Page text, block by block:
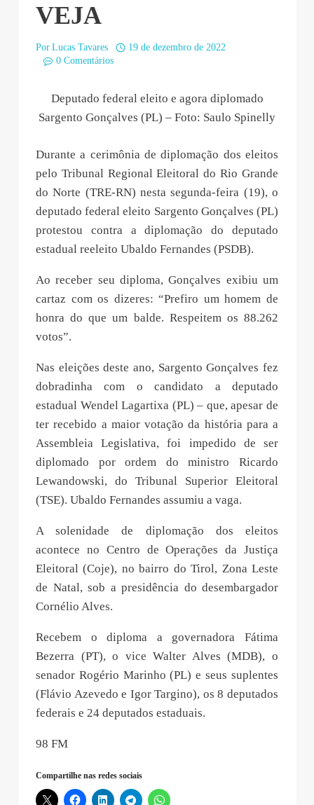
VEJA
Por Lucas Tavares
19 de dezembro de 2022
0 Comentários
Deputado federal eleito e agora diplomado
Sargento Gonçalves (PL) – Foto: Saulo Spinelly
Durante a cerimônia de diplomação dos eleitos
pelo Tribunal Regional Eleitoral do Rio Grande
do Norte (TRE-RN) nesta segunda-feira (19), o
deputado federal eleito Sargento Gonçalves (PL)
protestou contra a diplomação do deputado
estadual reeleito Ubaldo Fernandes (PSDB).
Ao receber seu diploma, Gonçalves exibiu um
cartaz com os dizeres: “Prefiro um homem de
honra do que um balde. Respeitem os 88.262
votos”.
Nas eleições deste ano, Sargento Gonçalves fez
dobradinha com o candidato a deputado
estadual Wendel Lagartixa (PL) – que, apesar de
ter recebido a maior votação da história para a
Assembleia Legislativa, foi impedido de ser
diplomado por ordem do ministro Ricardo
Lewandowski, do Tribunal Superior Eleitoral
(TSE). Ubaldo Fernandes assumiu a vaga.
A solenidade de diplomação dos eleitos
acontece no Centro de Operações da Justiça
Eleitoral (Coje), no bairro do Tirol, Zona Leste
de Natal, sob a presidência do desembargador
Cornélio Alves.
Recebem o diploma a governadora Fátima
Bezerra (PT), o vice Walter Alves (MDB), o
senador Rogério Marinho (PL) e seus suplentes
(Flávio Azevedo e Igor Targino), os 8 deputados
federais e 24 deputados estaduais.
98 FM
Compartilhe nas redes sociais